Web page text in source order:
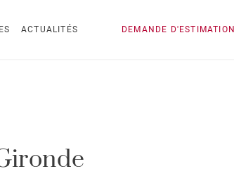
ACTUALITÉS DEMANDE D'ESTIMATION